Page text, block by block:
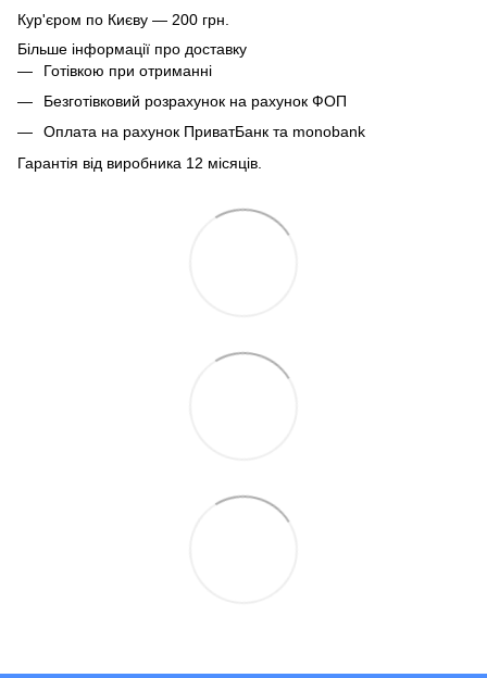
Кур'єром по Києву — 200 грн.
Більше інформації про доставку
Готівкою при отриманні
Безготівковий розрахунок на рахунок ФОП
Оплата на рахунок ПриватБанк та monobank
Гарантія від виробника 12 місяців.